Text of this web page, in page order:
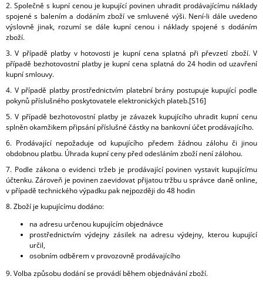
2. Společně s kupní cenou je kupující povinen uhradit prodávajícímu náklady
spojené s balením a dodáním zboží ve smluvené výši. Není-li dále uvedeno
výslovně jinak, rozumí se dále kupní cenou i náklady spojené s dodáním
zboží.
3. V případě platby v hotovosti je kupní cena splatná při převzetí zboží. V
případě bezhotovostní platby je kupní cena splatná do 24 hodin od uzavření
kupní smlouvy.
4. V případě platby prostřednictvím platební brány postupuje kupující podle
pokynů příslušného poskytovatele elektronických plateb.[S16]
5. V případě bezhotovostní platby je závazek kupujícího uhradit kupní cenu
splněn okamžikem připsání příslušné částky na bankovní účet prodávajícího.
6. Prodávající nepožaduje od kupujícího předem žádnou zálohu či jinou
obdobnou platbu. Úhrada kupní ceny před odesláním zboží není zálohou.
7. Podle zákona o evidenci tržeb je prodávající povinen vystavit kupujícímu
účtenku. Zároveň je povinen zaevidovat přijatou tržbu u správce daně online,
v případě technického výpadku pak nejpozději do 48 hodin
8. Zboží je kupujícímu dodáno:
na adresu určenou kupujícím objednávce
prostřednictvím výdejny zásilek na adresu výdejny, kterou kupující
určil,
osobním odběrem v provozovně prodávajícího
9.Volba způsobu dodání se provádí během objednávání zboží.